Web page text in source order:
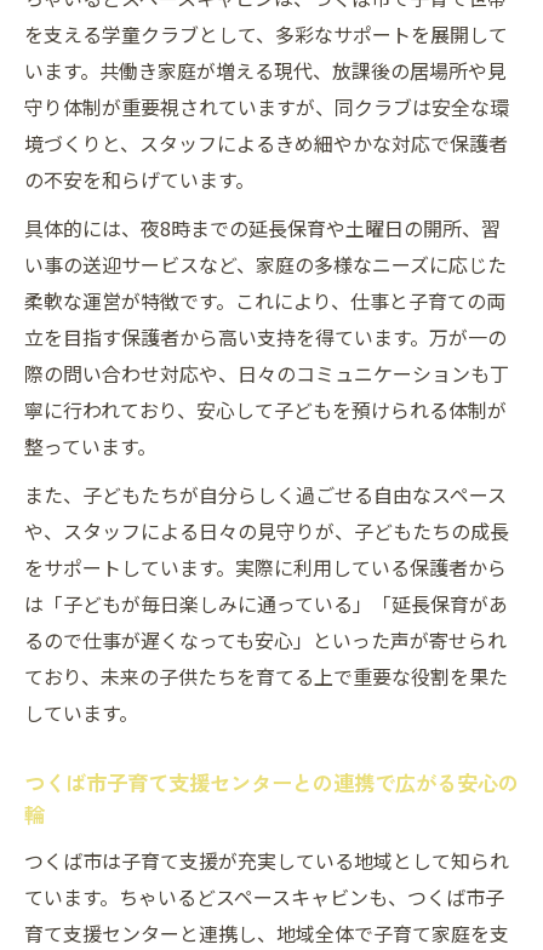
を支える学童クラブとして、多彩なサポートを展開して
います。共働き家庭が増える現代、放課後の居場所や見
守り体制が重要視されていますが、同クラブは安全な環
境づくりと、スタッフによるきめ細やかな対応で保護者
の不安を和らげています。
具体的には、夜8時までの延長保育や土曜日の開所、習
い事の送迎サービスなど、家庭の多様なニーズに応じた
柔軟な運営が特徴です。これにより、仕事と子育ての両
立を目指す保護者から高い支持を得ています。万が一の
際の問い合わせ対応や、日々のコミュニケーションも丁
寧に行われており、安心して子どもを預けられる体制が
整っています。
また、子どもたちが自分らしく過ごせる自由なスペース
や、スタッフによる日々の見守りが、子どもたちの成長
をサポートしています。実際に利用している保護者から
は「子どもが毎日楽しみに通っている」「延長保育があ
るので仕事が遅くなっても安心」といった声が寄せられ
ており、未来の子供たちを育てる上で重要な役割を果た
しています。
つくば市子育て支援センターとの連携で広がる安心の
輪
つくば市は子育て支援が充実している地域として知られ
ています。ちゃいるどスペースキャビンも、つくば市子
育て支援センターと連携し、地域全体で子育て家庭を支